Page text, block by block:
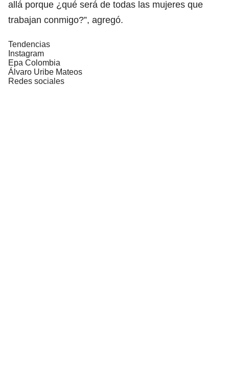
allá porque ¿qué será de todas las mujeres que
trabajan conmigo?”, agregó.
Tendencias
Instagram
Epa Colombia
Álvaro Uribe Mateos
Redes sociales